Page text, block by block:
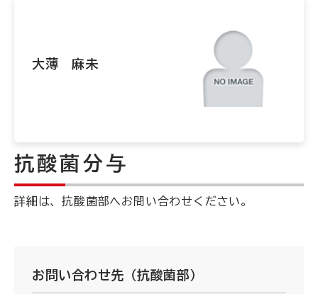
大薄 麻未
抗酸菌分与
詳細は、抗酸菌部へお問い合わせください。
お問い合わせ先（抗酸菌部）